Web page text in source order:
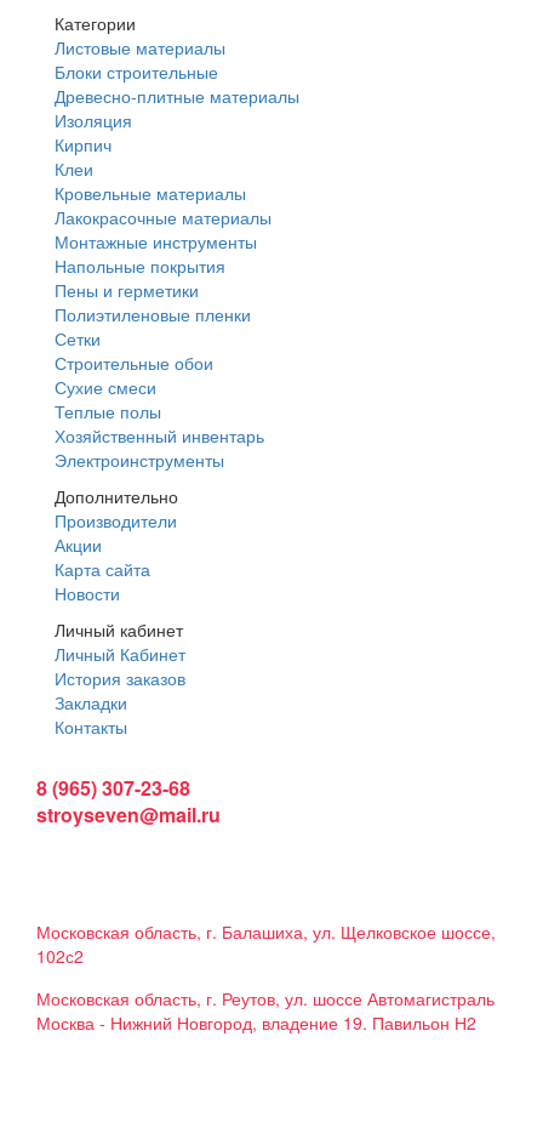
Категории
Листовые материалы
Блоки строительные
Древесно-плитные материалы
Изоляция
Кирпич
Клеи
Кровельные материалы
Лакокрасочные материалы
Монтажные инструменты
Напольные покрытия
Пены и герметики
Полиэтиленовые пленки
Сетки
Строительные обои
Сухие смеси
Теплые полы
Хозяйственный инвентарь
Электроинструменты
Дополнительно
Производители
Акции
Карта сайта
Новости
Личный кабинет
Личный Кабинет
История заказов
Закладки
Контакты
8 (965) 307-23-68
stroyseven@mail.ru
Московская область, г. Балашиха, ул. Щелковское шоссе,
102с2
Московская область, г. Реутов, ул. шоссе Автомагистраль
Москва - Нижний Новгород, владение 19. Павильон Н2